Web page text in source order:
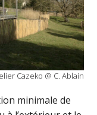
Cazeko @ C. Ablain
minimale de